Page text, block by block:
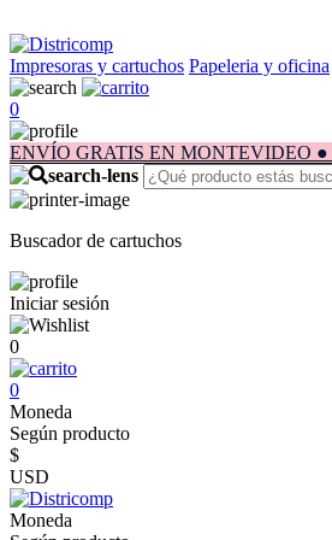
Impresoras y cartuchos Papeleria y oficina
0
ENVÍO GRATIS EN MONTEVIDEO ●
Buscador de cartuchos
Iniciar sesión
0
0
Moneda
Según producto
$
USD
Moneda